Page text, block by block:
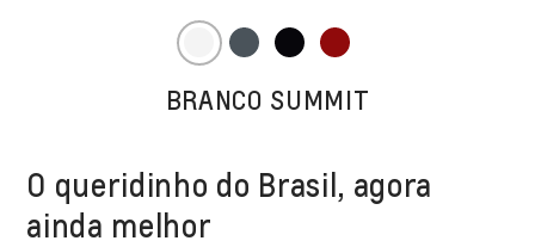
BRANCO SUMMIT
O queridinho do Brasil, agora
ainda melhor